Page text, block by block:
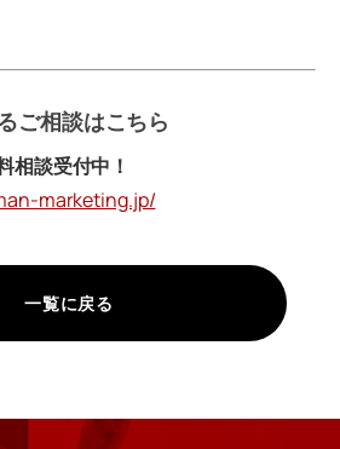
ご相談はこちら
相談受付中！
marketing.jp/
一覧に戻る